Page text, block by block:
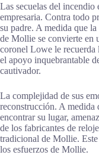
Las secuelas del
empresaria. Contra todo
su padre. A medida que
de Mollie se convierte en
coronel Lowe le recuerda
el apoyo inquebrantable
cautivador.
La complejidad de sus
reconstrucción. A medida
encontrar su lugar,
de los fabricantes de
tradicional de Mollie. Este
los esfuerzos de Mollie.